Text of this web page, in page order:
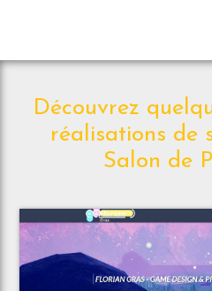
Découvrez
réalisations de
Salon de